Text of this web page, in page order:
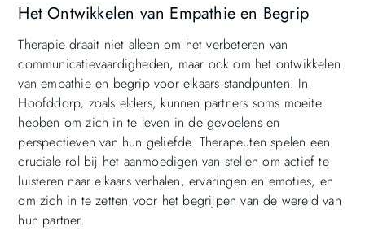
Het Ontwikkelen van Empathie en Begrip
Therapie draait niet alleen om het verbeteren van
communicatievaardigheden, maar ook om het ontwikkelen
van empathie en begrip voor elkaars standpunten. In
Hoofddorp, zoals elders, kunnen partners soms moeite
hebben om zich in te leven in de gevoelens en
perspectieven van hun geliefde. Therapeuten spelen een
cruciale rol bij het aanmoedigen van stellen om actief te
luisteren naar elkaars verhalen, ervaringen en emoties, en
om zich in te zetten voor het begrijpen van de wereld van
hun partner.